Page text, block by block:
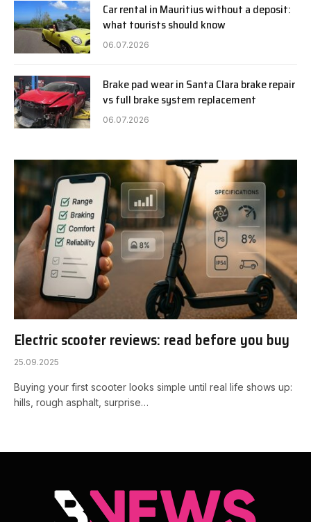
Car rental in Mauritius without a deposit:
what tourists should know
06.07.2026
Brake pad wear in Santa Clara brake repair
vs full brake system replacement
06.07.2026
Electric scooter reviews: read before you buy
25.09.2025
Buying your first scooter looks simple until real life shows up:
hills, rough asphalt, surprise…